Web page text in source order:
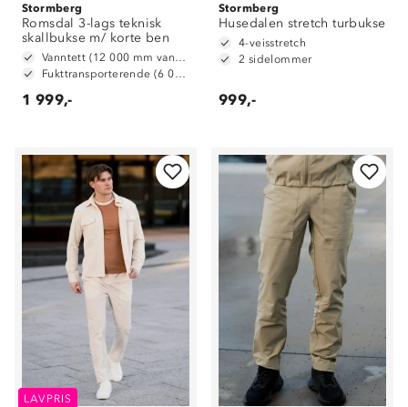
Stormberg
Romsdal 3-lags teknisk
skallbukse m/ korte ben
Vanntett (12 000 mm vannsøyle)
Fukttransporterende (6 000 g/ m2/ 24t)
1 999,-
Stormberg
Husedalen stretch turbukse
4-veisstretch
2 sidelommer
999,-
LAVPRIS